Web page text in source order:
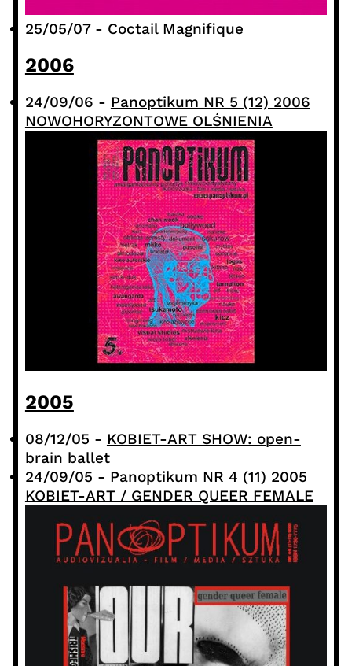
25/05/07 - Coctail Magnifique
2006
24/09/06 - Panoptikum NR 5 (12) 2006
NOWOHORYZONTOWE OLŚNIENIA
2005
08/12/05 - KOBIET-ART SHOW: open-
brain ballet
24/09/05 - Panoptikum NR 4 (11) 2005
KOBIET-ART / GENDER QUEER FEMALE